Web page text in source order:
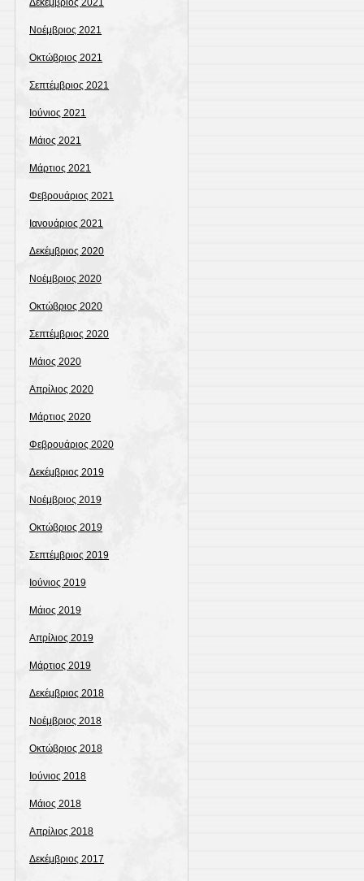
Νοέμβριος 2021
Οκτώβριος 2021
Σεπτέμβριος 2021
Ιούνιος 2021
Μάιος 2021
Μάρτιος 2021
Φεβρουάριος 2021
Ιανουάριος 2021
Δεκέμβριος 2020
Νοέμβριος 2020
Οκτώβριος 2020
Σεπτέμβριος 2020
Μάιος 2020
Απρίλιος 2020
Μάρτιος 2020
Φεβρουάριος 2020
Δεκέμβριος 2019
Νοέμβριος 2019
Οκτώβριος 2019
Σεπτέμβριος 2019
Ιούνιος 2019
Μάιος 2019
Απρίλιος 2019
Μάρτιος 2019
Δεκέμβριος 2018
Νοέμβριος 2018
Οκτώβριος 2018
Ιούνιος 2018
Μάιος 2018
Απρίλιος 2018
Δεκέμβριος 2017